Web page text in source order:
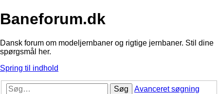
Baneforum.dk
Dansk forum om modeljernbaner og rigtige jernbaner. Stil dine
spørgsmål her.
Spring til indhold
Søg Avanceret søgning